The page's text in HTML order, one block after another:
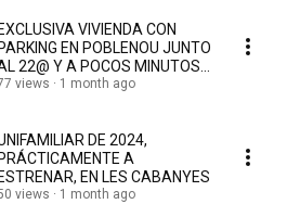
EXCLUSIVA VIVIENDA CON
PARKING EN POBLENOU JUNTO
22@ Y A POCOS MINUTOS
MAR.
views 1 month ago
DE 2024,
PRÁCTICAMENTE A
ESTRENAR, EN LES CABANYES
views 1 month ago